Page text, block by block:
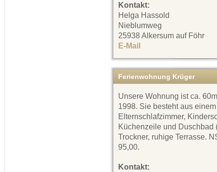
Kontakt:
Helga Hassold
Nieblumweg
25938 Alkersum auf Föhr
E-Mail
Ferienwohnung Krüger
Unsere Wohnung ist ca.
1998. Sie besteht aus einem
Elternschlafzimmer,
Küchenzeile und Duschbad
Trockner, ruhige Terrasse.
95,00.
Kontakt: